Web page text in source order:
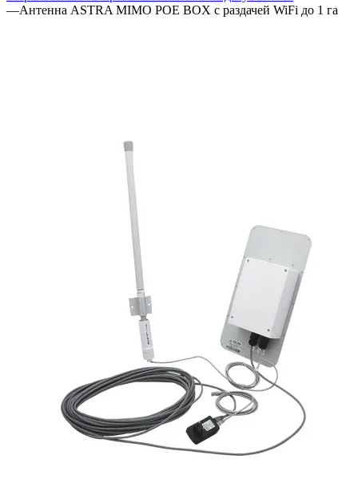
—Антенна ASTRA MIMO POE BOX с раздачей WiFi до 1 га